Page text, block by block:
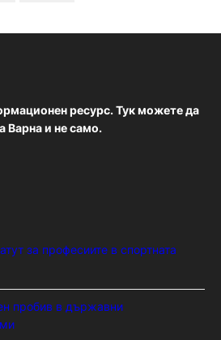
ресурс. Тук можете да
Варна и не само.
за професиите в спортната
пробив в държавни